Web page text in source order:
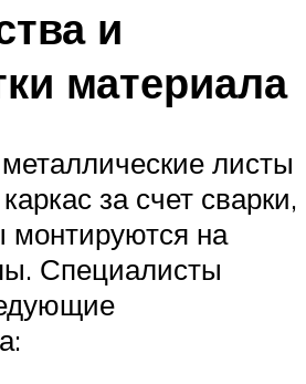
и
материала
листы
за счет сварки,
монтируются на
Специалисты